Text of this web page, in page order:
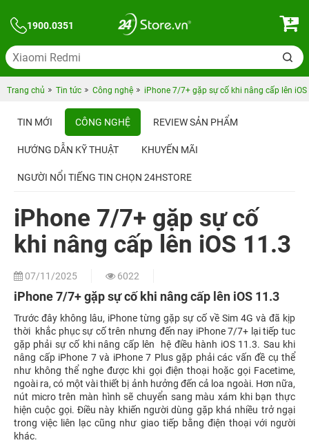
1900.0351
Trang chủ Tin tức Công nghệ iPhone 7/7+ gặp sự cố khi nâng cấp lên iOS
TIN MỚI CÔNG NGHỆ REVIEW SẢN PHẨM
HƯỚNG DẪN KỸ THUẬT KHUYẾN MÃI
NGƯỜI NỔI TIẾNG TIN CHỌN 24HSTORE
iPhone 7/7+ gặp sự cố
khi nâng cấp lên iOS 11.3
07/11/2025 6022
iPhone 7/7+ gặp sự cố khi nâng cấp lên iOS 11.3
Trước đây không lâu, iPhone từng gặp sự cố về Sim 4G và đã kịp
thời khắc phục sự cố trên nhưng đến nay iPhone 7/7+ lại tiếp tuc
gặp phải sự cố khi nâng cấp lên hệ điều hành iOS 11.3. Sau khi
nâng cấp iPhone 7 và iPhone 7 Plus gặp phải các vấn đề cụ thể
như không thể nghe được khi gọi điện thoại hoặc gọi Facetime,
ngoài ra, có một vài thiết bị ảnh hưởng đến cả loa ngoài. Hơn nữa,
nút micro trên màn hình sẽ chuyển sang màu xám khi bạn thực
hiện cuộc gọi. Điều này khiến người dùng gặp khá nhiều trở ngại
trong việc liên lạc cũng như giao tiếp bằng điện thoại với người
khác.